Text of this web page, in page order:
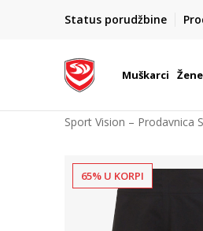
Status porudžbine
Muškarci Žene
Sport Vision – Prodavnica
65% U KORPI